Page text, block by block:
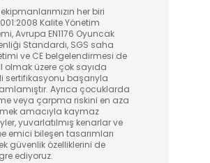
ekipmanlarımızın her biri
Kalite Yönetim
Avrupa EN1176 Oyuncak
Standardı, SGS saha
ve CE belgelendirmesi de
olmak üzere çok sayıda
sertifikasyonu başarıyla
Ayrıca çocuklarda
veya çarpma riskini en aza
amacıyla kaymaz
yuvarlatılmış kenarlar ve
emici bileşen tasarımları
güvenlik özelliklerini de
ediyoruz.